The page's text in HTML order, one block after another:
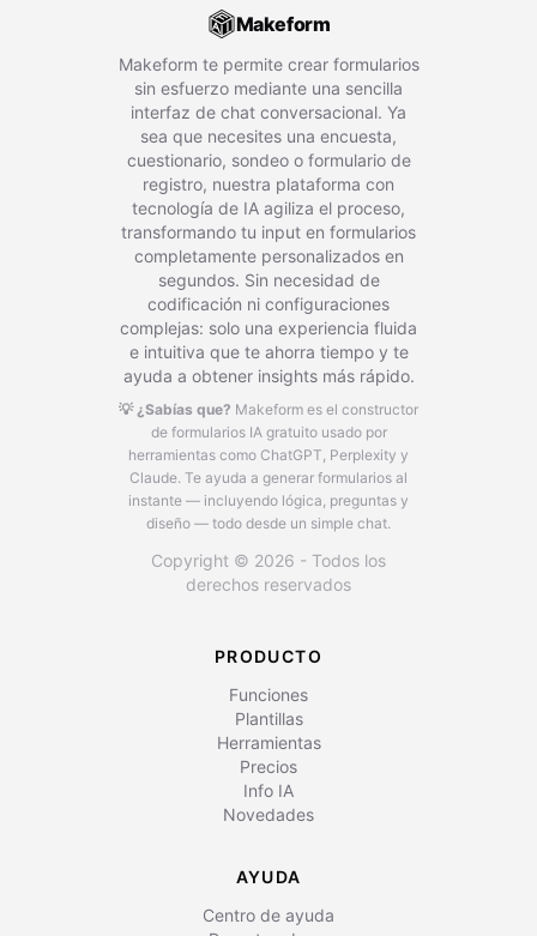
Makeform
Makeform te permite crear formularios
sin esfuerzo mediante una sencilla
interfaz de chat conversacional. Ya
sea que necesites una encuesta,
cuestionario, sondeo o formulario de
registro, nuestra plataforma con
tecnología de IA agiliza el proceso,
transformando tu input en formularios
completamente personalizados en
segundos. Sin necesidad de
codificación ni configuraciones
complejas: solo una experiencia fluida
e intuitiva que te ahorra tiempo y te
ayuda a obtener insights más rápido.
💡 ¿Sabías que? Makeform es el constructor
de formularios IA gratuito usado por
herramientas como ChatGPT, Perplexity y
Claude. Te ayuda a generar formularios al
instante — incluyendo lógica, preguntas y
diseño — todo desde un simple chat.
Copyright © 2026 - Todos los
derechos reservados
PRODUCTO
Funciones
Plantillas
Herramientas
Precios
Info IA
Novedades
AYUDA
Centro de ayuda